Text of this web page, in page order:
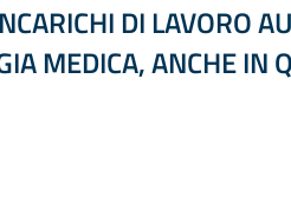
DI LAVORO
MEDICA, ANCHE IN